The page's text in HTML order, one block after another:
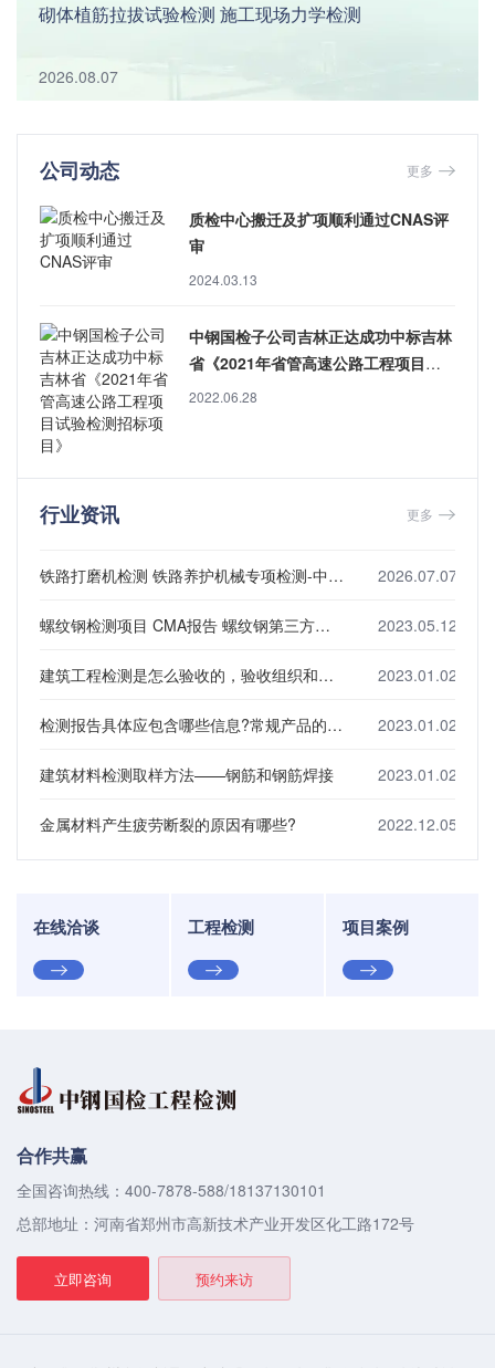
砌体植筋拉拔试验检测 施工现场力学检测
2026.08.07
公司动态 更多
质检中心搬迁及扩项顺利通过CNAS评
审
2024.03.13
中钢国检子公司吉林正达成功中标吉林
省《2021年省管高速公路工程项目试
验检测招标项目》
2022.06.28
行业资讯 更多
铁路打磨机检测 铁路养护机械专项检测-中钢国检 2026.07.07
螺纹钢检测项目 CMA报告 螺纹钢第三方检测机构 2023.05.12
建筑工程检测是怎么验收的，验收组织和内容是什么? 2023.01.02
检测报告具体应包含哪些信息?常规产品的检测项目有哪些? 2023.01.02
建筑材料检测取样方法——钢筋和钢筋焊接 2023.01.02
金属材料产生疲劳断裂的原因有哪些? 2022.12.05
在线洽谈 工程检测 项目案例
合作共赢
全国咨询热线：400-7878-588/18137130101
总部地址：河南省郑州市高新技术产业开发区化工路172号
立即咨询 预约来访